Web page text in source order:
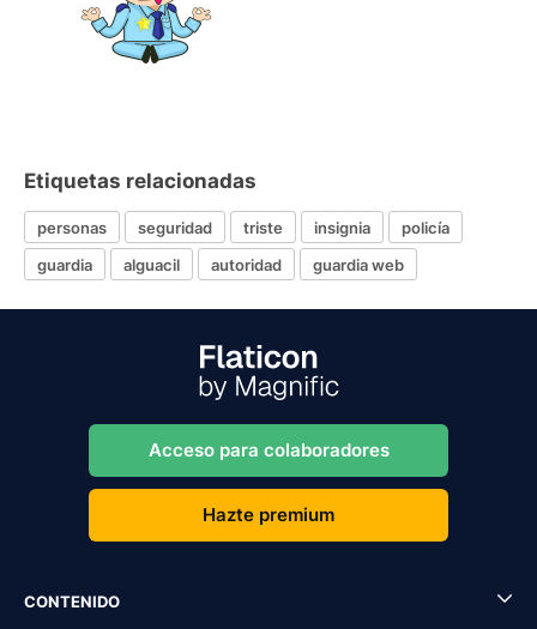
Etiquetas relacionadas
personas seguridad triste insignia
policía
guardia
alguacil autoridad guardia web
Acceso para colaboradores
Hazte premium
CONTENIDO